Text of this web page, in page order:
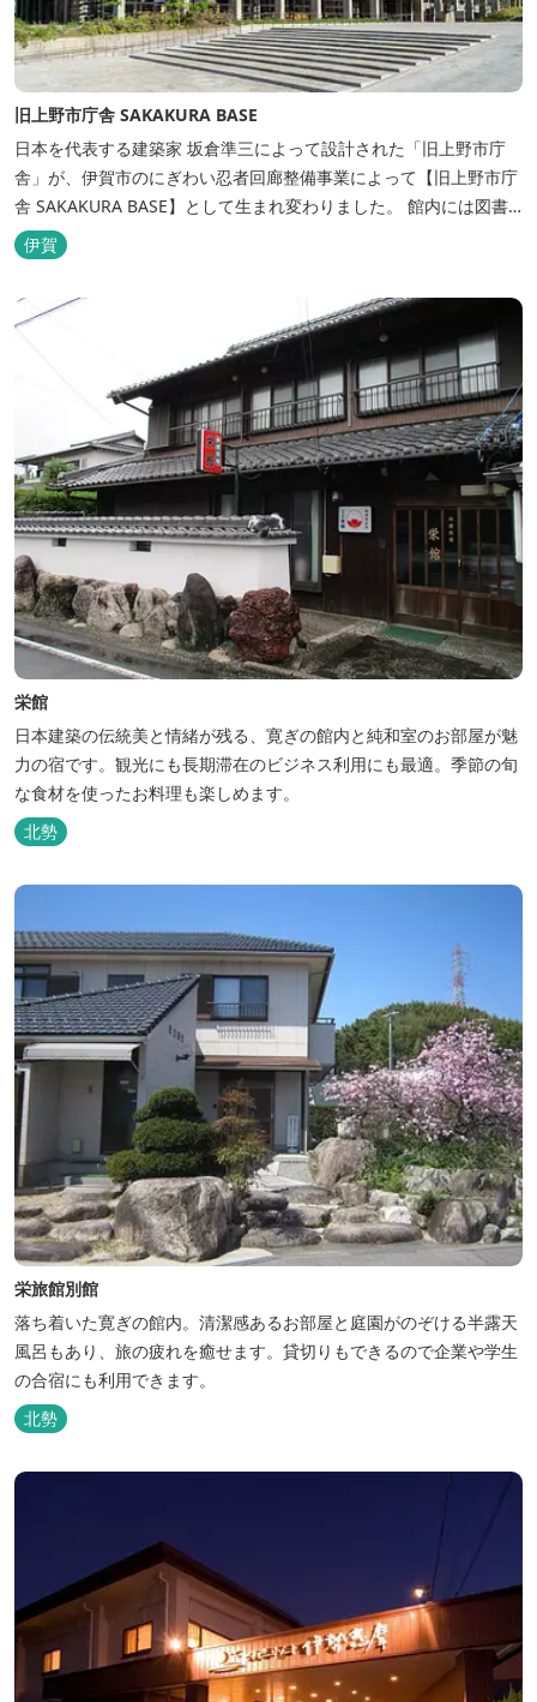
旧上野市庁舎 SAKAKURA BASE
日本を代表する建築家 坂倉準三によって設計された「旧上野市庁
舎」が、伊賀市のにぎわい忍者回廊整備事業によって【旧上野市庁
舎 SAKAKURA BASE】として生まれ変わりました。 館内には図書
館やホテル、カフェがあるほか、観光案内所「伊賀市観光インフォ
メーションセンター」や伊賀の逸品を取り揃えた「伊賀百貨
伊賀
栄館
日本建築の伝統美と情緒が残る、寛ぎの館内と純和室のお部屋が魅
力の宿です。観光にも長期滞在のビジネス利用にも最適。季節の旬
な食材を使ったお料理も楽しめます。
北勢
栄旅館別館
落ち着いた寛ぎの館内。清潔感あるお部屋と庭園がのぞける半露天
風呂もあり、旅の疲れを癒せます。貸切りもできるので企業や学生
の合宿にも利用できます。
北勢